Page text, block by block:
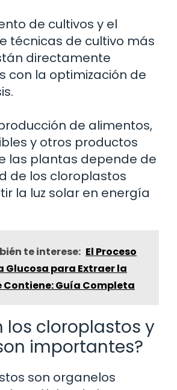
de cultivos y el
técnicas de cultivo más
directamente
con la optimización de
de alimentos,
y otros productos
las plantas depende de
de los cloroplastos
la luz solar en energía
te interese: El Proceso
Glucosa para Extraer la
Contiene: Guía Completa
los cloroplastos y
importantes?
son organelos